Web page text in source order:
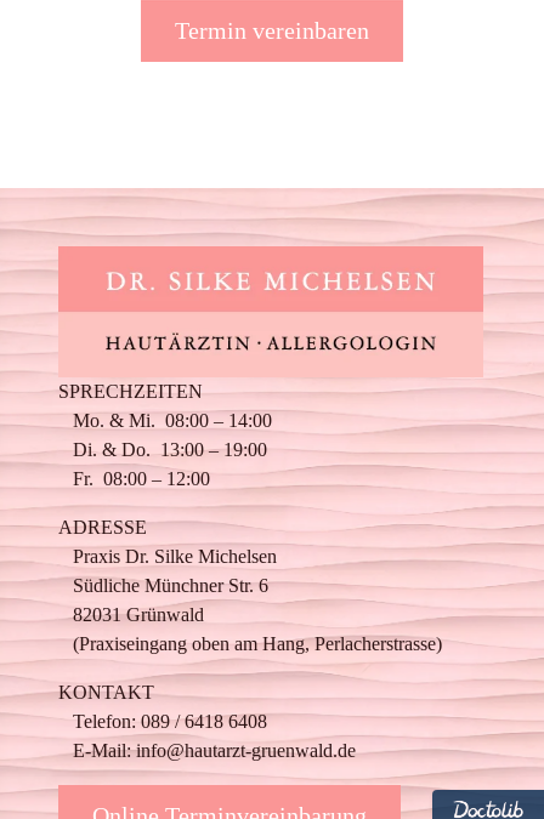
Termin vereinbaren
SPRECHZEITEN
Mo. & Mi. 08:00 – 14:00
Di. & Do. 13:00 – 19:00
Fr. 08:00 – 12:00
ADRESSE
Praxis Dr. Silke Michelsen
Südliche Münchner Str. 6
82031 Grünwald
(Praxiseingang oben am Hang, Perlacherstrasse)
KONTAKT
Telefon: 089 / 6418 6408
E-Mail:info@hautarzt-gruenwald.de